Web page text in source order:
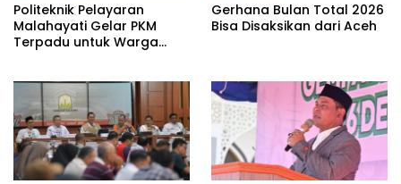
Politeknik Pelayaran
Malahayati Gelar PKM
Terpadu untuk Warga
Gerhana Bulan Total 2026
Bisa Disaksikan dari Aceh